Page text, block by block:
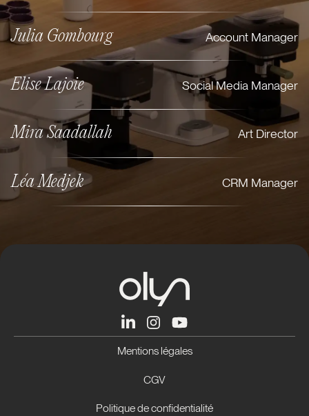
Julia Gombourg Account Manager
Elise Lajoie Social Media Manager
Mira Saadallah Art Director
Léa Medjek CRM Manager
Mentions légales
CGV
Politique de confidentialité